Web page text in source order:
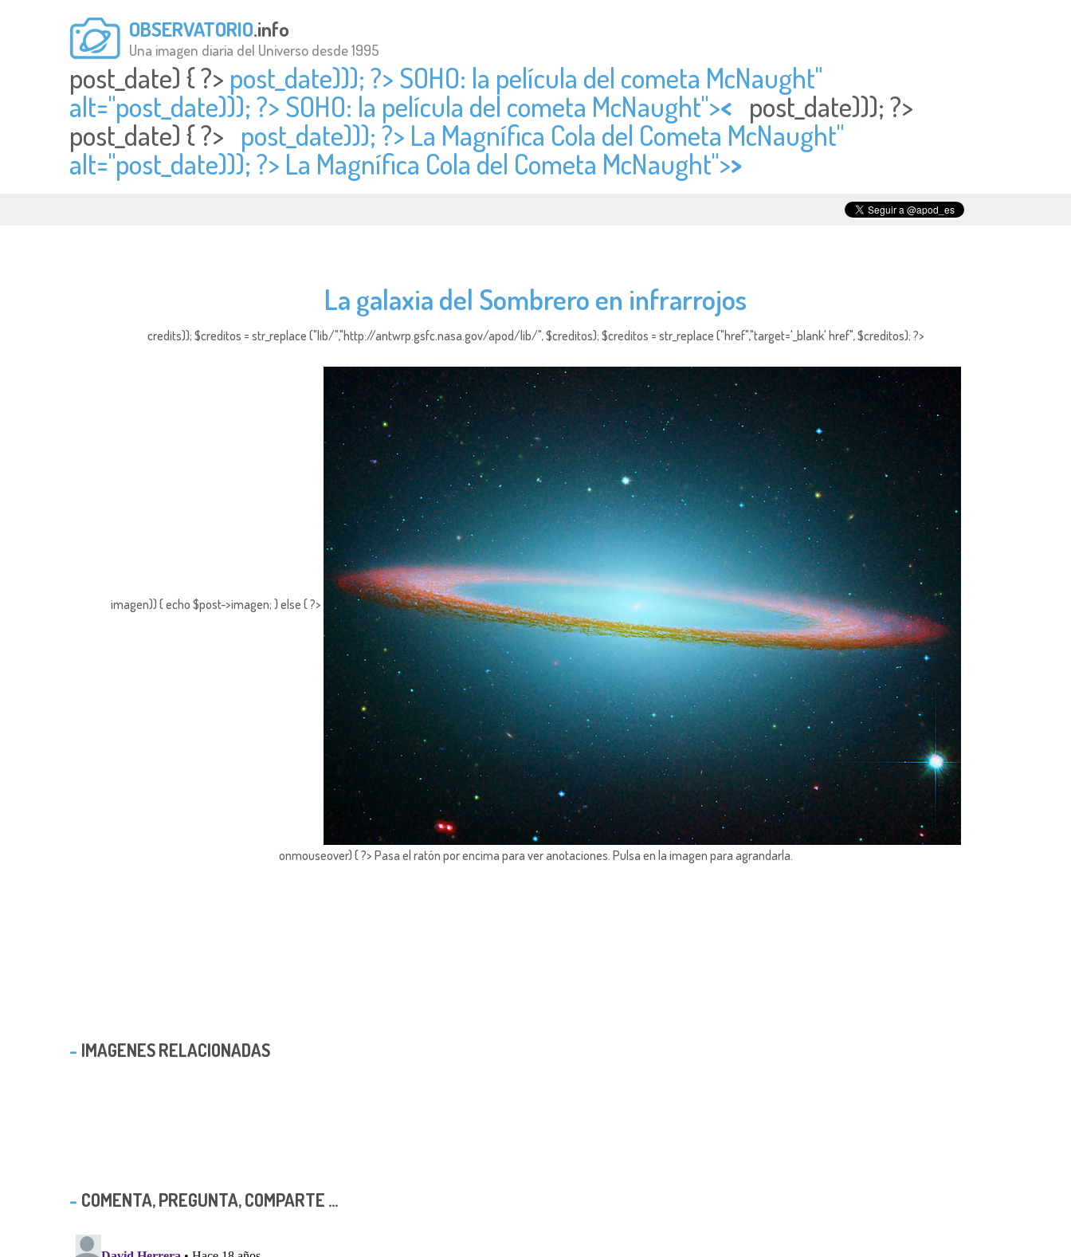
OBSERVATORIO.info
Una imagen diaria del Universo desde 1995
post_date) { ?> post_date))); ?> SOHO: la película del cometa McNaught"
alt="post_date))); ?> SOHO: la película del cometa McNaught">< post_date))); ?>
post_date) { ?> post_date))); ?> La Magnífica Cola del Cometa McNaught"
alt="post_date))); ?> La Magnífica Cola del Cometa McNaught">>
La galaxia del Sombrero en infrarrojos
credits)); $creditos = str_replace ("lib/","http://antwrp.gsfc.nasa.gov/apod/lib/", $creditos); $creditos = str_replace ("href","target='_blank' href", $creditos); ?>
imagen)) { echo $post->imagen; } else { ?>
onmouseover) { ?> Pasa el ratón por encima para ver anotaciones. Pulsa en la imagen para agrandarla.
IMAGENES RELACIONADAS
COMENTA, PREGUNTA, COMPARTE ...